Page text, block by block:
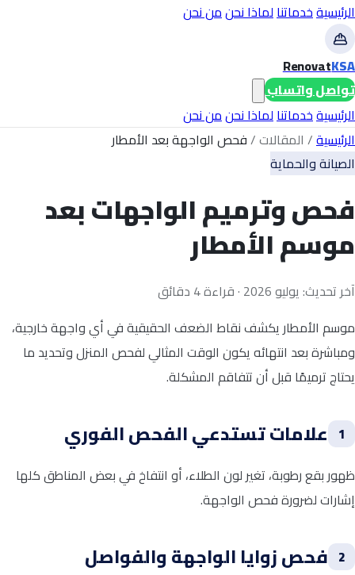
الرئيسيةخدماتنالماذا نحنمن نحن
RenovatKSA
تواصل واتساب
الرئيسيةخدماتنالماذا نحنمن نحن
الرئيسية/ المقالات/فحص الواجهة بعد الأمطار
الصيانة والحماية
فحص وترميم الواجهات بعد
موسم الأمطار
آخر تحديث: يوليو 2026 · قراءة 4 دقائق
موسم الأمطار يكشف نقاط الضعف الحقيقية في أي واجهة خارجية،
ومباشرة بعد انتهائه يكون الوقت المثالي لفحص المنزل وتحديد ما
يحتاج ترميمًا قبل أن تتفاقم المشكلة.
1 علامات تستدعي الفحص الفوري
ظهور بقع رطوبة، تغير لون الطلاء، أو انتفاخ في بعض المناطق كلها
إشارات لضرورة فحص الواجهة.
2 فحص زوايا الواجهة والفواصل